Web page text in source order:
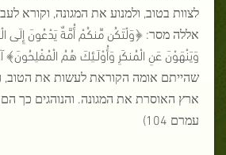
לצוות בטוב, ולמנוע את המגונה, וקורא
אללה מסר: ﴿وَلْتَكُن مِّنكُمْ أُمَّةٌ يَدْعُونَ إِلَى
שהייתם אומה הקוראת לעשות את הטוב,
ארץ האוסרת את המגונה. והנוהגים כך
עמרם 104)